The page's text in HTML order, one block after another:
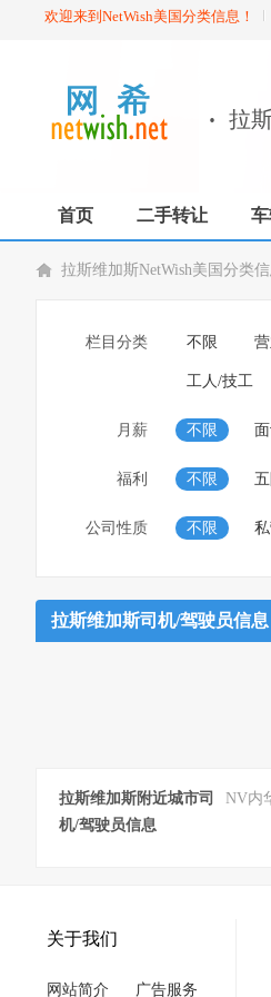
欢迎来到NetWish美国分类信息！
· 拉
首页 二手转让
拉斯维加斯NetWish美国分类
栏目分类 不限
工人/技工
月薪 不限
福利 不限
公司性质 不限
拉斯维加斯司机/驾驶员信息
拉斯维加斯附近城市司
机/驾驶员信息
NV内
关于我们
网站简介 广告服务